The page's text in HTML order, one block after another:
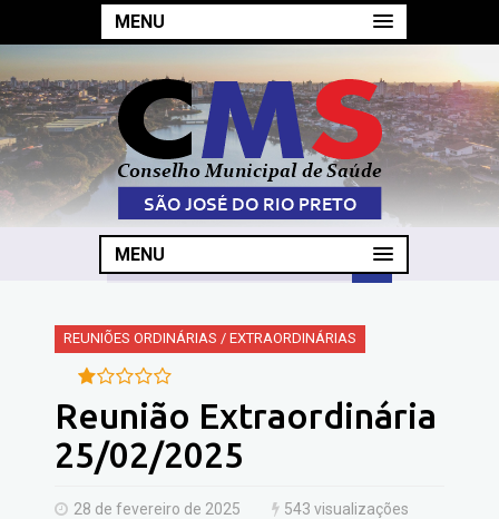
MENU
MENU
REUNIÕES ORDINÁRIAS / EXTRAORDINÁRIAS
Reunião Extraordinária
25/02/2025
28 de fevereiro de 2025 543 visualizações